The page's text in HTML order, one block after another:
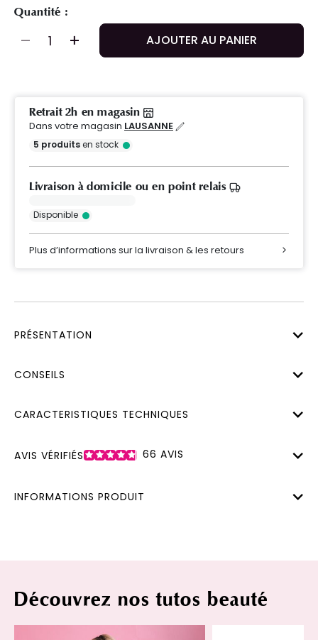
Quantité :
AJOUTER AU PANIER
Retrait 2h en magasin
Dans votre magasin LAUSANNE
5 produitsen stock
Livraison à domicile ou en point relais
Disponible
Plus d’informations sur la livraison & les retours
PRÉSENTATION
CONSEILS
CARACTERISTIQUES TECHNIQUES
AVIS VÉRIFIÉS 66 AVIS
INFORMATIONS PRODUIT
Découvrez nos tutos beauté